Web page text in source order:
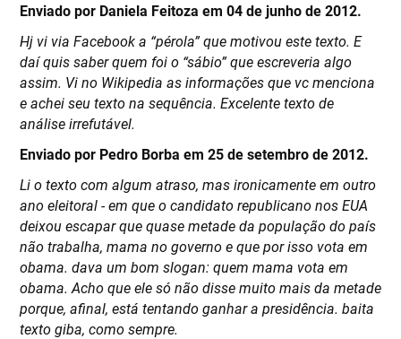
Enviado por Daniela Feitoza em 04 de junho de 2012.
Hj vi via Facebook a “pérola” que motivou este texto. E
daí quis saber quem foi o “sábio” que escreveria algo
assim. Vi no Wikipedia as informações que vc menciona
e achei seu texto na sequência. Excelente texto de
análise irrefutável.
Enviado por Pedro Borba em 25 de setembro de 2012.
Li o texto com algum atraso, mas ironicamente em outro
ano eleitoral - em que o candidato republicano nos EUA
deixou escapar que quase metade da população do país
não trabalha, mama no governo e que por isso vota em
obama. dava um bom slogan: quem mama vota em
obama. Acho que ele só não disse muito mais da metade
porque, afinal, está tentando ganhar a presidência. baita
texto giba, como sempre.